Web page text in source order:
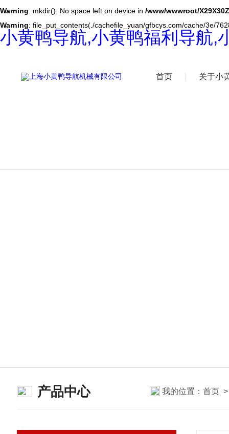
Warning: mkdir(): No space left on device in /www/wwwroot/
Warning: file_put_contents(./cachefile_yuan/gfbcys.com/cache/3e/
小黄鸭导航,小黄鸭福利导航,
首页 关于小
产品中心 我的位置： 首页